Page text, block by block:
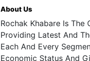
About Us
Rochak Khabare Is The
Providing Latest And
Each And Every
Economic Status And